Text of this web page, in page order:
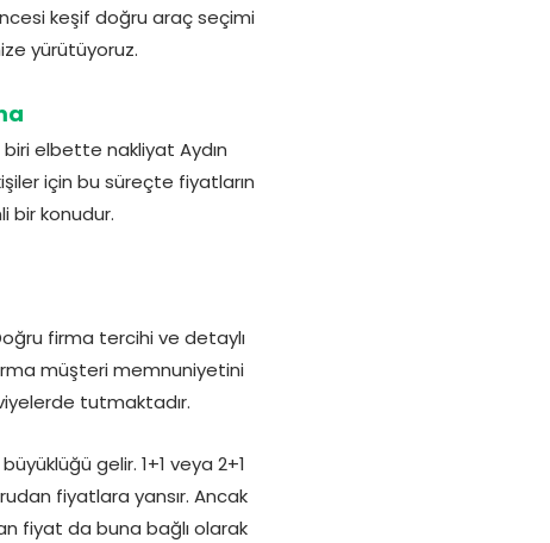
keşif doğru araç seçimi
yürütüyoruz.
biri elbette nakliyat Aydın
için bu süreçte fiyatların
bir konudur.
firma tercihi ve detaylı
müşteri memnuniyetini
tutmaktadır.
gelir. 1+1 veya 2+1
fiyatlara yansır. Ancak
fiyat da buna bağlı olarak